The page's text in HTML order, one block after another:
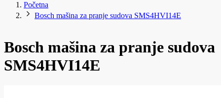
Početna
Bosch mašina za pranje sudova SMS4HVI14E
Bosch mašina za pranje sudova
SMS4HVI14E